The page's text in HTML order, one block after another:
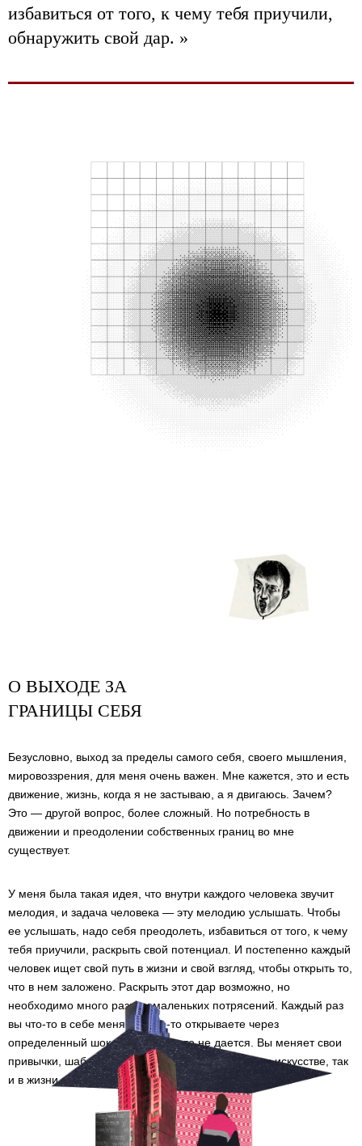
избавиться от того, к чему тебя приучили,
обнаружить свой дар. »
О ВЫХОДЕ ЗА
ГРАНИЦЫ СЕБЯ
Безусловно, выход за пределы самого себя, своего мышления,
мировоззрения, для меня очень важен. Мне кажется, это и есть
движение, жизнь, когда я не застываю, а я двигаюсь. Зачем?
Это — другой вопрос, более сложный. Но потребность в
движении и преодолении собственных границ во мне
существует.
У меня была такая идея, что внутри каждого человека звучит
мелодия, и задача человека — эту мелодию услышать. Чтобы
ее услышать, надо себя преодолеть, избавиться от того, к чему
тебя приучили, раскрыть свой потенциал. И постепенно каждый
человек ищет свой путь в жизни и свой взгляд, чтобы открыть то,
что в нем заложено. Раскрыть этот дар возможно, но
необходимо много разных маленьких потрясений. Каждый раз
вы что-то в себе меняете, что-то открываете через
определенный шок. Просто так это не дается. Вы меняет свои
привычки, шаблоны, и происходят сдвиги — как в искусстве, так
и в жизни человека.